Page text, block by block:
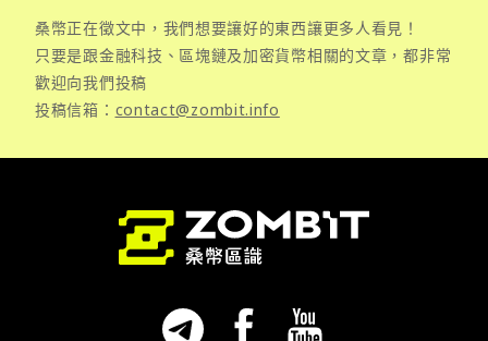
桑幣正在徵文中，我們想要讓好的東西讓更多人看見！
只要是跟金融科技、區塊鏈及加密貨幣相關的文章，都非常
歡迎向我們投稿
投稿信箱： contact@zombit.info